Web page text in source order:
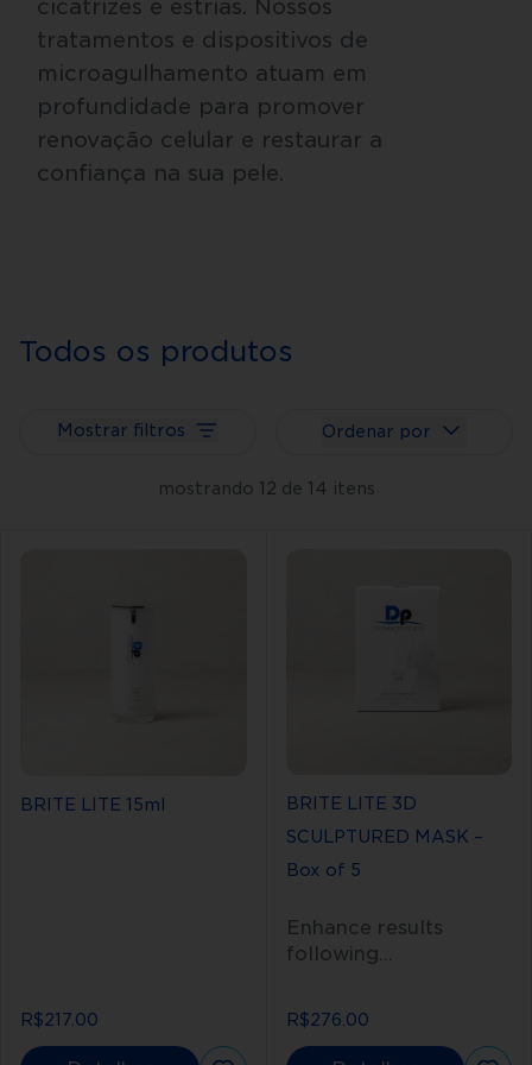
cicatrizes e estrias. Nossos
tratamentos e dispositivos de
microagulhamento atuam em
profundidade para promover
renovação celular e restaurar a
confiança na sua pele.
Todos os produtos
Mostrar filtros
mostrando 12 de 14 itens
Ordenar por
BRITE LITE 15ml
R$217.00
BRITE LITE 3D
SCULPTURED MASK –
Box of 5
Enhance results
following
pigmented, aged/sun-
damaged, acne-prone
skin or simply give
R$276.00